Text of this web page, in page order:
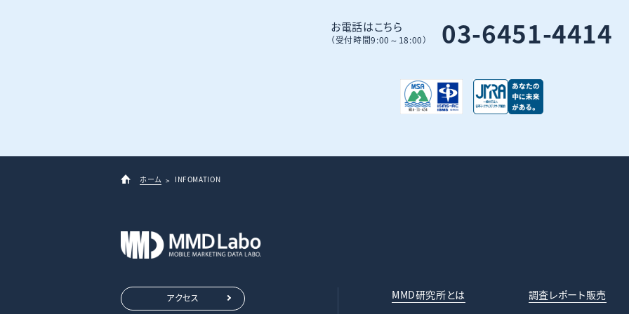
お電話はこちら
（受付時間9:00～18:00） 03-6451-4414
ホーム INFOMATION
MMD研究所とは 調査レポート販売
アクセス